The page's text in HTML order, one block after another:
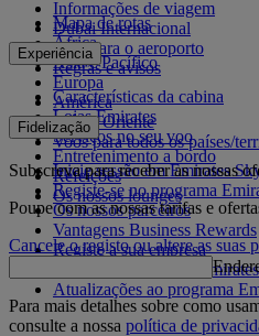
Informações de viagem
Dubai Internacional
De e para o aeroporto
Regras e avisos
Mapa de rotas
África
Ásia e Pacífico
Europa
América
Médio Oriente
Voos para todos os países/
Experiência
Características da cabina
Lojas Emirates
Serviços no seu voo
Entretenimento a bordo
Refeições
Os nossos lounges
Fidelização
Inicie sessão em Emirates
Registe-se no programa
Os nossos parceiros
Vantagens Business Rewards
Registe a sua empresa
Regras do programa
Atualizações ao programa
Subscreva para receber as nossas
Poupe com as nossas tarifas e
Cancele o registo ou altere as suas
Para mais detalhes sobre como
consulte a nossa política de